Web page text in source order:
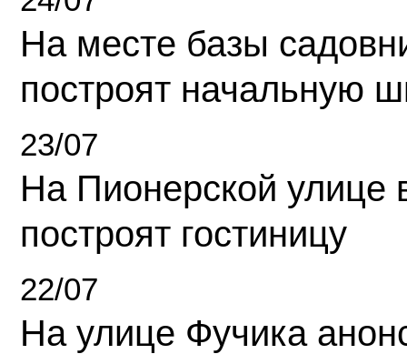
На месте базы
построят начальную
23/07
На Пионерской улице
построят гостиницу
22/07
На улице Фучика